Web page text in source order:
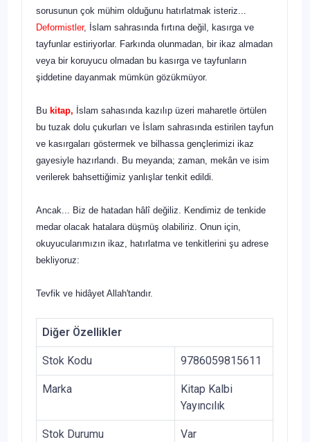
sorusunun çok mühim olduğunu hatırlatmak isteriz...
Deformistler, İslam sahrasında fırtına değil, kasırga ve
tayfunlar estiriyorlar. Farkında olunmadan, bir ikaz alma­dan
veya bir koruyucu olmadan bu kasırga ve tayfunların
şiddetine dayanmak mümkün gözükmüyor.
Bu kitap, İslam sahasında kazılıp üzeri maharetle örtü­len
bu tuzak dolu çukurları ve İslam sahrasında estirilen tay­fun
ve kasırgaları göstermek ve bilhassa gençlerimizi ikaz
gayesiyle hazırlandı. Bu meyanda; zaman, mekân ve isim
verilerek bahsettiğimiz yanlışlar tenkit edildi.
Ancak... Biz de hatadan hâlî değiliz. Kendimiz de ten­kide
medar olacak hatalara düşmüş olabiliriz. Onun için,
okuyucularımızın ikaz, hatırlatma ve tenkitlerini şu adrese
bekliyoruz:
Tevfik ve hidâyet Allah'tandır.
Diğer Özellikler
Stok Kodu 9786059815611
Marka
Kitap Kalbi
Yayıncılık
Stok Durumu Var